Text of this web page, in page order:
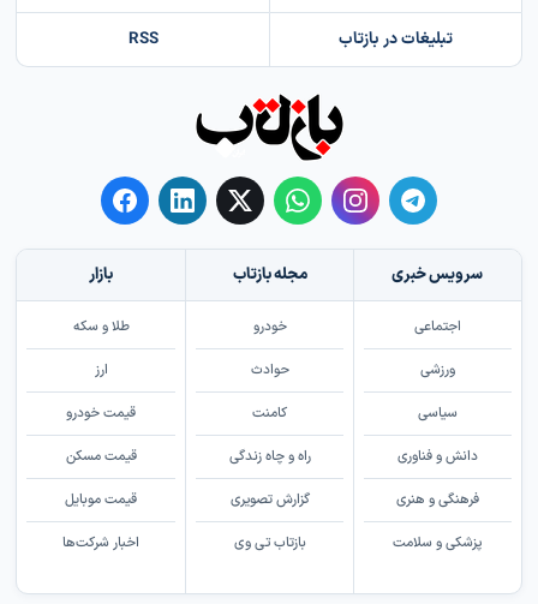
تبلیغات در بازتاب RSS
سرویس خبری
اجتماعی
ورزشی
سیاسی
دانش و فناوری
فرهنگی و هنری
پزشکی و سلامت
مجله بازتاب
خودرو
حوادث
کامنت
راه و چاه زندگی
گزارش تصویری
بازتاب تی وی
بازار
طلا و سکه
ارز
قیمت خودرو
قیمت مسکن
قیمت موبایل
اخبار شرکت‌ها